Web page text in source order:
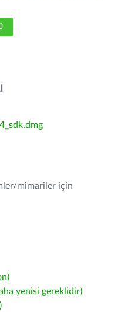
mimariler için
yenisi gereklidir)